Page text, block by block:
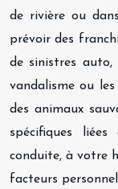
de rivière ou
prévoir des
de sinistres
vandalisme ou
des animaux
spécifiques
conduite, à votre
facteurs